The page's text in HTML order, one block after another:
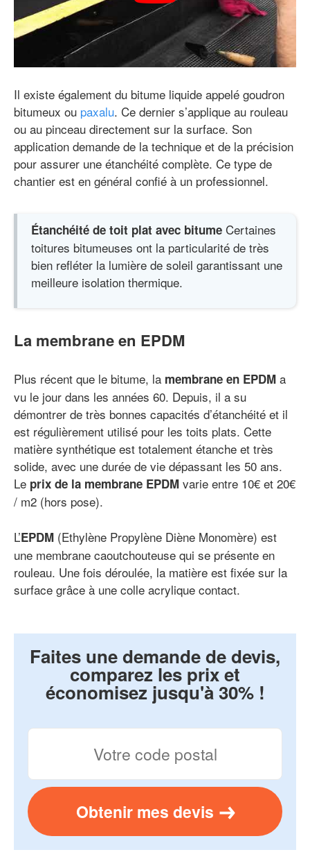
Il existe également du bitume liquide appelé goudron
bitumeux ou paxalu. Ce dernier s’applique au rouleau
ou au pinceau directement sur la surface. Son
application demande de la technique et de la précision
pour assurer une étanchéité complète. Ce type de
chantier est en général confié à un professionnel.
Étanchéité de toit plat avec bitume Certaines
toitures bitumeuses ont la particularité de très
bien refléter la lumière de soleil garantissant une
meilleure isolation thermique.
La membrane en EPDM
Plus récent que le bitume, la membrane en EPDM a
vu le jour dans les années 60. Depuis, il a su
démontrer de très bonnes capacités d’étanchéité et il
est régulièrement utilisé pour les toits plats. Cette
matière synthétique est totalement étanche et très
solide, avec une durée de vie dépassant les 50 ans.
Le prix de la membrane EPDM varie entre 10€ et 20€
/ m2 (hors pose).
L’EPDM (Ethylène Propylène Diène Monomère) est
une membrane caoutchouteuse qui se présente en
rouleau. Une fois déroulée, la matière est fixée sur la
surface grâce à une colle acrylique contact.
Faites une demande de devis,
comparez les prix et
économisez jusqu'à 30% !
Obtenir mes devis